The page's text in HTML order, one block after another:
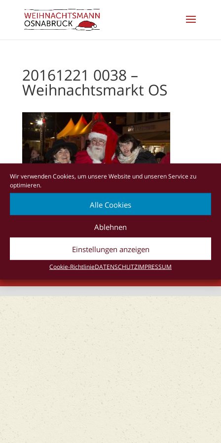
Wir verwenden Cookies, um unsere Website und unseren Service zu
optimieren.
Alle Cookies
Ablehnen
Einstellungen anzeigen
Cookie-RichtlinieDATENSCHUTZIMPRESSUM
20161221 0038 –
Weihnachtsmarkt OS
IMPRESSUM AGB
DATENSCHUTZ
Cookie-Richtlinie (EU)